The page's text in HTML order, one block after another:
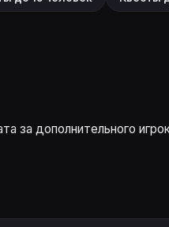
за дополнительного